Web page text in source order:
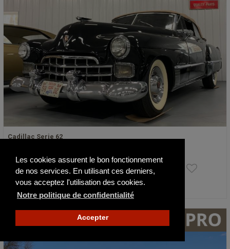
Les cookies assurent le bon fonctionnement
de nos services. En utilisant ces derniers,
vous acceptez l'utilisation des cookies.
Notre politique de confidentialité
Accepter
Cadillac Serie 62
48 000 €